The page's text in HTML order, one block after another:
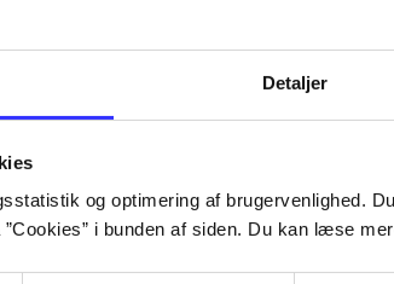
Detaljer
og optimering af brugervenlighed.
i bunden af siden. Du kan læse